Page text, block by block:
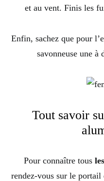
et au vent. Finis les
Enfin, sachez que pour
savonneuse une
Tout savoir
Pour connaître tous
rendez-vous sur le